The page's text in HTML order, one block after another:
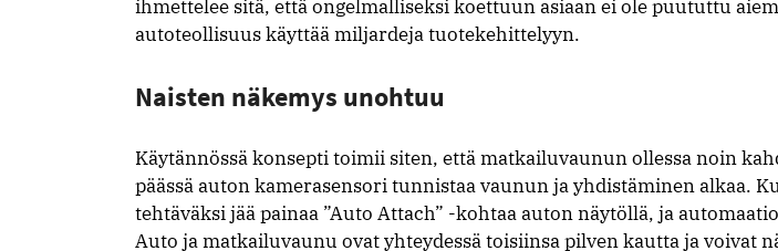
ihmettelee sitä, että ongelmalliseksi koettuun asiaan ei ole puututtu
autoteollisuus käyttää miljardeja tuotekehittelyyn.
Naisten näkemys unohtuu
Käytännössä konsepti toimii siten, että matkailuvaunun ollessa noin
päässä auton kamerasensori tunnistaa vaunun ja yhdistäminen alkaa.
tehtäväksi jää painaa ”Auto Attach” -kohtaa auton näytöllä, ja
Auto ja matkailuvaunu ovat yhteydessä toisiinsa pilven kautta ja voivat